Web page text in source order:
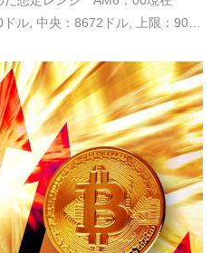
ル, 中央：8672ドル, 上限：90…